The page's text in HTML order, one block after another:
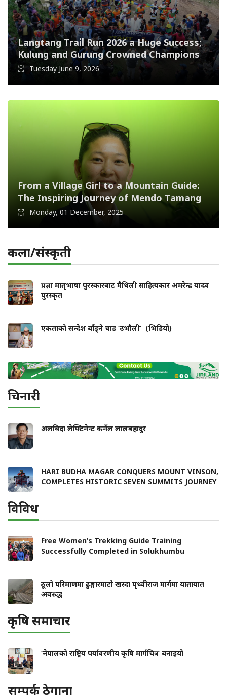
Langtang Trail Run 2026 a Huge Success;
Kulung and Gurung Crowned Champions
Tuesday June 9, 2026
From a Village Girl to a Mountain Guide:
The Inspiring Journey of Mendo Tamang
Monday, 01 December, 2025
कला/संस्कृती
प्रज्ञा मातृभाषा पुरस्कारबाट मैथिली साहित्यकार अमरेन्द्र यादव
पुरस्कृत
एकताको सन्देश बाँड्ने चाड ‘उभौली’ (भिडियो)
चिनारी
अलबिदा लेफ्टिनेन्ट कर्नेल लालबहादुर
HARI BUDHA MAGAR CONQUERS MOUNT VINSON,
COMPLETES HISTORIC SEVEN SUMMITS JOURNEY
विविध
Free Women’s Trekking Guide Training
Successfully Completed in Solukhumbu
ठूलो परिमाणमा ढुङ्गारमाटो खस्दा पृथ्वीराज मार्गमा यातायात
अवरुद्ध
कृषि समाचार
‘नेपालको राष्ट्रिय पर्यावरणीय कृषि मार्गचित्र’ बनाइयो
सम्पर्क ठेगाना